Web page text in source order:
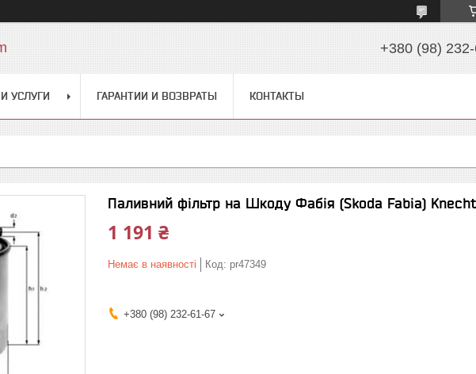
+380 (98)
УСЛУГИ ГАРАНТИИ И ВОЗВРАТЫ КОНТАКТЫ
Паливний фільтр на Шкоду Фабія (Skoda Fabia)
1 191 ₴
Немає в наявності Код: pr47349
+380 (98) 232-61-67